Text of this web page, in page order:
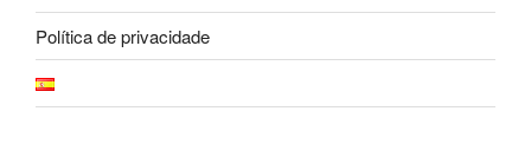
Política de privacidade